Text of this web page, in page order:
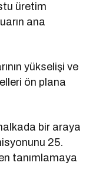
üretim
ana
yükselişi ve
ön plana
bir araya
25.
tanımlamaya